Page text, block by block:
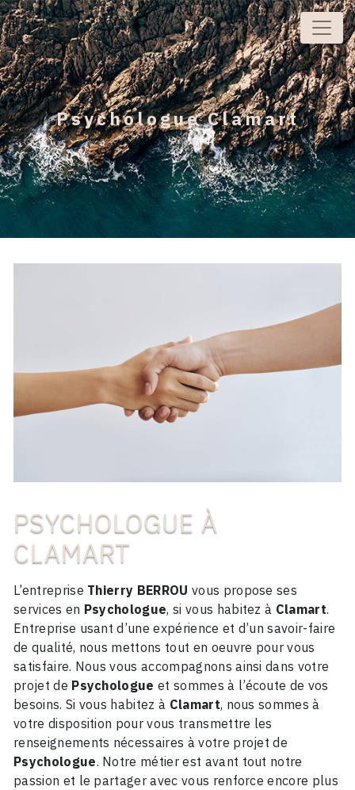
Panneau de gestion des cookies
Psychologue Clamart
PSYCHOLOGUE À
CLAMART
L’entreprise Thierry BERROU vous propose ses
services en Psychologue, si vous habitez à Clamart.
Entreprise usant d’une expérience et d’un savoir-faire
de qualité, nous mettons tout en oeuvre pour vous
satisfaire. Nous vous accompagnons ainsi dans votre
projet de Psychologue et sommes à l’écoute de vos
besoins. Si vous habitez à Clamart, nous sommes à
votre disposition pour vous transmettre les
renseignements nécessaires à votre projet de
Psychologue. Notre métier est avant tout notre
passion et le partager avec vous renforce encore plus